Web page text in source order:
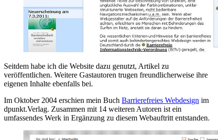
Seitdem habe ich die Website dazu genutzt, Artikel zu
veröffentlichen. Weitere Gastautoren trugen freundlicherweise ihre
eigenen Inhalte ebenfalls bei.
Im Oktober 2004 erschien mein Buch Barrierefreies Webdesign im
dpunkt.Verlag. Zusammen mit 14 weiteren Autoren ist ein
umfassendes Werk in Ergänzung zu diesem Webauftritt entstanden.